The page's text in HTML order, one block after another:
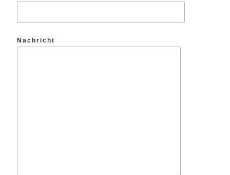
Nachricht